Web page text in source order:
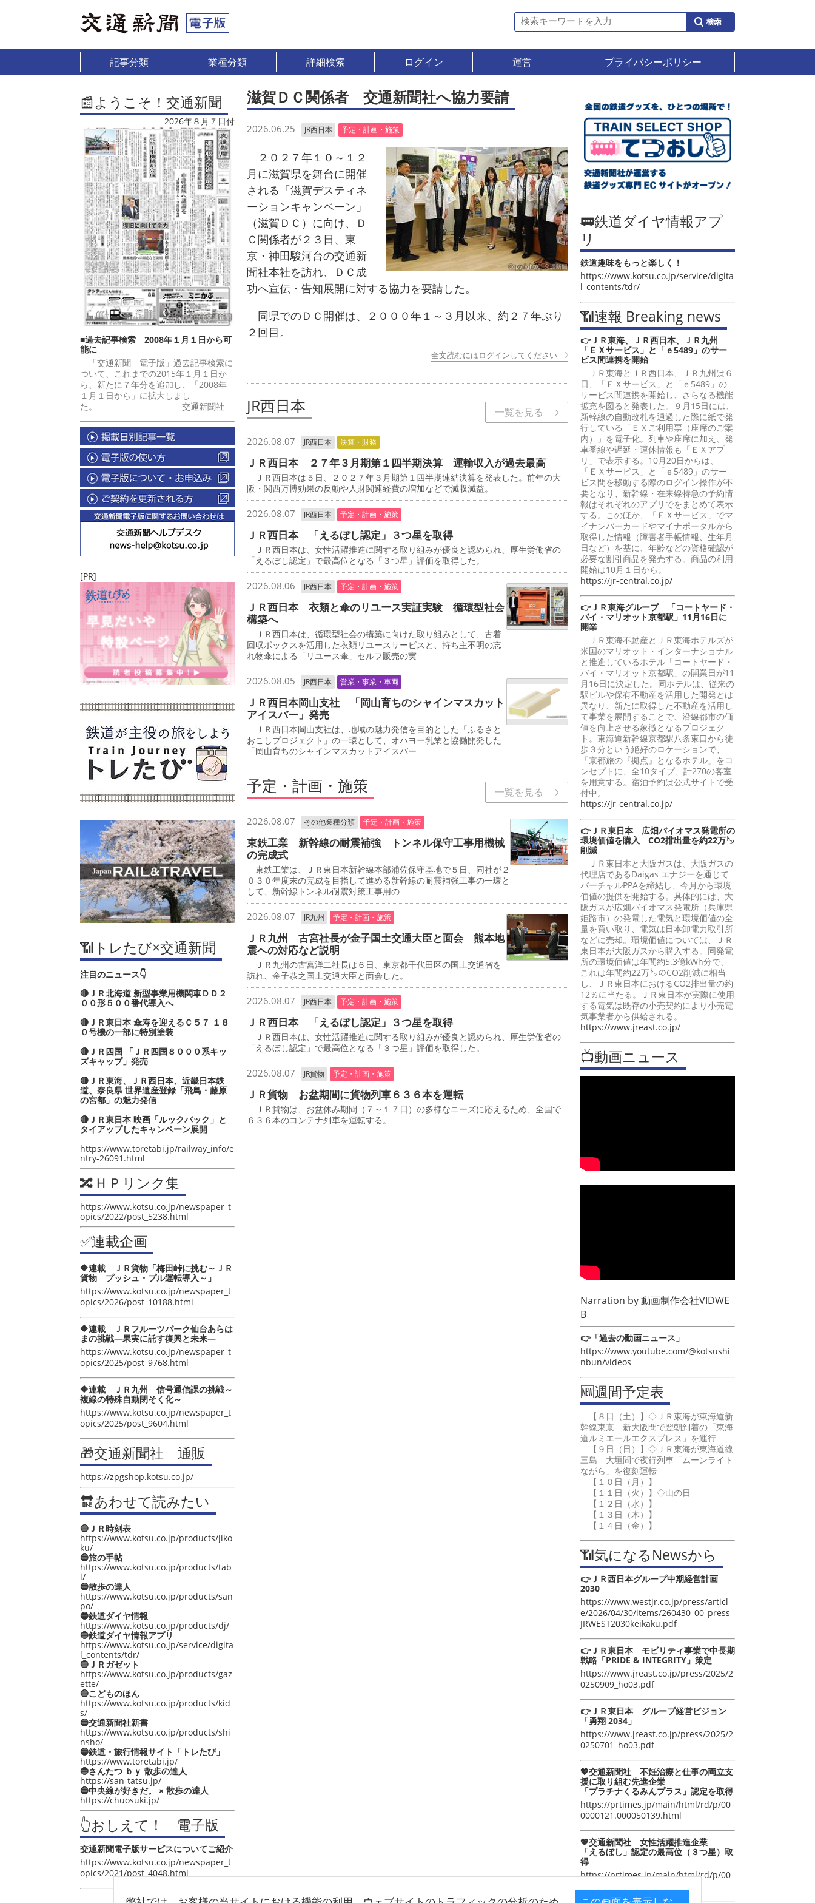
記事分類 業種分類 詳細検索 ログイン 運営 プライバシーポリシー
📰ようこそ！交通新聞
2026年８月７日付
■過去記事検索 2008年１月１日から可
能に
「交通新聞 電子版」過去記事検索に
ついて、これまでの2015年１月１日か
ら、新たに７年分を追加し、「2008年
１月１日から」に拡大しまし
た。 交通新聞社
[PR]
📶トレたび×交通新聞
注目のニュース👇
🔴ＪＲ北海道 新型事業用機関車ＤＤ２
００形５００番代導入へ
🔴ＪＲ東日本 傘寿を迎えるＣ５７ １８
０号機の一部に特別塗装
🔴ＪＲ四国 「ＪＲ四国８０００系キッ
ズキャップ」発売
🔴ＪＲ東海、ＪＲ西日本、近畿日本鉄
道、奈良県 世界遺産登録「飛鳥・藤原
の宮都」の魅力発信
🔴ＪＲ東日本 映画「ルックバック」と
タイアップしたキャンペーン展開
https://www.toretabi.jp/railway_info/e
ntry-26091.html
🔀ＨＰリンク集
https://www.kotsu.co.jp/newspaper_t
opics/2022/post_5238.html
✅連載企画
🔶連載 ＪＲ貨物「梅田峠に挑む～ＪＲ
貨物 プッシュ・プル運転導入～」
https://www.kotsu.co.jp/newspaper_t
opics/2026/post_10188.html
🔶連載 ＪＲフルーツパーク仙台あらは
まの挑戦―果実に託す復興と未来―
https://www.kotsu.co.jp/newspaper_t
opics/2025/post_9768.html
🔶連載 ＪＲ九州 信号通信課の挑戦～
複線の特殊自動閉そく化～
https://www.kotsu.co.jp/newspaper_t
opics/2025/post_9604.html
🎁交通新聞社 通販
https://zpgshop.kotsu.co.jp/
🔛あわせて読みたい
🔵ＪＲ時刻表
https://www.kotsu.co.jp/products/jiko
ku/
🔵旅の手帖
https://www.kotsu.co.jp/products/tab
i/
🔵散歩の達人
https://www.kotsu.co.jp/products/san
po/
🔵鉄道ダイヤ情報
https://www.kotsu.co.jp/products/dj/
🔵鉄道ダイヤ情報アプリ
https://www.kotsu.co.jp/service/digita
l_contents/tdr/
🔵ＪＲガゼット
https://www.kotsu.co.jp/products/gaz
ette/
🔵こどものほん
https://www.kotsu.co.jp/products/kid
s/
🔵交通新聞社新書
https://www.kotsu.co.jp/products/shi
nsho/
🔵鉄道・旅行情報サイト「トレたび」
https://www.toretabi.jp/
🔵さんたつ ｂｙ 散歩の達人
https://san-tatsu.jp/
🔵中央線が好きだ。 × 散歩の達人
https://chuosuki.jp/
👆おしえて！ 電子版
交通新聞電子版サービスについてご紹介
https://www.kotsu.co.jp/newspaper_t
opics/2021/post_4048.html
滋賀ＤＣ関係者 交通新聞社へ協力要請
2026.06.25 JR西日本 予定・計画・施策
２０２７年１０～１２
月に滋賀県を舞台に開催
される「滋賀デスティネ
ーションキャンペーン」
（滋賀ＤＣ）に向け、Ｄ
Ｃ関係者が２３日、東
京・神田駿河台の交通新
聞社本社を訪れ、ＤＣ成
功へ宣伝・告知展開に対する協力を要請した。
同県でのＤＣ開催は、２０００年１～３月以来、約２７年ぶり
２回目。
全文読むにはログインしてください
JR西日本 一覧を見る
2026.08.07 JR西日本 決算・財務
ＪＲ西日本 ２７年３月期第１四半期決算 運輸収入が過去最高
ＪＲ西日本は５日、２０２７年３月期第１四半期連結決算を発表した。前年の大
阪・関西万博効果の反動や人財関連経費の増加などで減収減益。
2026.08.07 JR西日本 予定・計画・施策
ＪＲ西日本 「えるぼし認定」３つ星を取得
ＪＲ西日本は、女性活躍推進に関する取り組みが優良と認められ、厚生労働省の
「えるぼし認定」で最高位となる「３つ星」評価を取得した。
2026.08.06 JR西日本 予定・計画・施策
ＪＲ西日本 衣類と傘のリユース実証実験 循環型社会
構築へ
ＪＲ西日本は、循環型社会の構築に向けた取り組みとして、古着
回収ボックスを活用した衣類リユースサービスと、持ち主不明の忘
れ物傘による「リユース傘」セルフ販売の実
2026.08.05 JR西日本 営業・事業・車両
ＪＲ西日本岡山支社 「岡山育ちのシャインマスカット
アイスバー」発売
ＪＲ西日本岡山支社は、地域の魅力発信を目的とした「ふるさと
おこしプロジェクト」の一環として、オハヨー乳業と協働開発した
「岡山育ちのシャインマスカットアイスバー
予定・計画・施策 一覧を見る
2026.08.07 その他業種分類 予定・計画・施策
東鉄工業 新幹線の耐震補強 トンネル保守工事用機械
の完成式
東鉄工業は、ＪＲ東日本新幹線本部浦佐保守基地で５日、同社が２
０３０年度末の完成を目指して進める新幹線の耐震補強工事の一環と
して、新幹線トンネル耐震対策工事用の
2026.08.07 JR九州 予定・計画・施策
ＪＲ九州 古宮社長が金子国土交通大臣と面会 熊本地
震への対応など説明
ＪＲ九州の古宮洋二社長は６日、東京都千代田区の国土交通省を
訪れ、金子恭之国土交通大臣と面会した。
2026.08.07 JR西日本 予定・計画・施策
ＪＲ西日本 「えるぼし認定」３つ星を取得
ＪＲ西日本は、女性活躍推進に関する取り組みが優良と認められ、厚生労働省の
「えるぼし認定」で最高位となる「３つ星」評価を取得した。
2026.08.07 JR貨物 予定・計画・施策
ＪＲ貨物 お盆期間に貨物列車６３６本を運転
ＪＲ貨物は、お盆休み期間（７～１７日）の多様なニーズに応えるため、全国で
６３６本のコンテナ列車を運転する。
🚃鉄道ダイヤ情報アプ
リ
鉄道趣味をもっと楽しく！
https://www.kotsu.co.jp/service/digita
l_contents/tdr/
📶速報 Breaking news
👉ＪＲ東海、ＪＲ西日本、ＪＲ九州
「ＥＸサービス」と「ｅ5489」のサー
ビス間連携を開始
ＪＲ東海とＪＲ西日本、ＪＲ九州は６
日、「ＥＸサービス」と「ｅ5489」の
サービス間連携を開始し、さらなる機能
拡充を図ると発表した。９月15日には、
新幹線の自動改札を通過した際に紙で発
行している「ＥＸご利用票（座席のご案
内）」を電子化。列車や座席に加え、発
車番線や遅延・運休情報も「ＥＸアプ
リ」で表示する。10月20日からは、
「ＥＸサービス」と「ｅ5489」のサー
ビス間を移動する際のログイン操作が不
要となり、新幹線・在来線特急の予約情
報はそれぞれのアプリでをまとめて表示
する。このほか、「ＥＸサービス」でマ
イナンバーカードやマイナポータルから
取得した情報（障害者手帳情報、生年月
日など）を基に、年齢などの資格確認が
必要な割引商品を発売する。商品の利用
開始は10月１日から。
https://jr-central.co.jp/
👉ＪＲ東海グループ 「コートヤード・
バイ・マリオット京都駅」11月16日に
開業
ＪＲ東海不動産とＪＲ東海ホテルズが
米国のマリオット・インターナショナル
と推進しているホテル「コートヤード・
バイ・マリオット京都駅」の開業日が11
月16日に決定した。同ホテルは、従来の
駅ビルや保有不動産を活用した開発とは
異なり、新たに取得した不動産を活用し
て事業を展開することで、沿線都市の価
値を向上させる象徴となるプロジェク
ト。東海道新幹線京都駅八条東口から徒
歩３分という絶好のロケーションで、
「京都旅の『拠点』となるホテル」をコ
ンセプトに、全10タイプ、計270の客室
を用意する。宿泊予約は公式サイトで受
付中。
https://jr-central.co.jp/
👉ＪＲ東日本 広畑バイオマス発電所の
環境価値を購入 CO2排出量を約22万㌧
削減
ＪＲ東日本と大阪ガスは、大阪ガスの
代理店であるDaigas エナジーを通じて
バーチャルPPAを締結し、今月から環境
価値の提供を開始する。具体的には、大
阪ガスが広畑バイオマス発電所（兵庫県
姫路市）の発電した電気と環境価値の全
量を買い取り、電気は日本卸電力取引所
などに売却。環境価値については、ＪＲ
東日本が大阪ガスから購入する。同発電
所の環境価値は年間約5.3億kWh分で、
これは年間約22万㌧のCO2削減に相当
し、ＪＲ東日本におけるCO2排出量の約
12％に当たる。ＪＲ東日本が実際に使用
する電気は既存の小売契約により小売電
気事業者から供給される。
https://www.jreast.co.jp/
📺動画ニュース
Narration by動画制作会社VIDWE
B
👉「過去の動画ニュース」
https://www.youtube.com/@kotsushi
nbun/videos
🆕週間予定表
【８日（土）】◇ＪＲ東海が東海道新
幹線東京―新大阪間で翌朝到着の「東海
道ルミエールエクスプレス」を運行
【９日（日）】◇ＪＲ東海が東海道線
三島―大垣間で夜行列車「ムーンライト
ながら」を復刻運転
【１０日（月）】
【１１日（火）】◇山の日
【１２日（水）】
【１３日（木）】
【１４日（金）】
📶気になるNewsから
👉ＪＲ西日本グループ中期経営計画
2030
https://www.westjr.co.jp/press/articl
e/2026/04/30/items/260430_00_press_
JRWEST2030keikaku.pdf
👉ＪＲ東日本 モビリティ事業で中長期
戦略「PRIDE & INTEGRITY」策定
https://www.jreast.co.jp/press/2025/2
0250909_ho03.pdf
👉ＪＲ東日本 グループ経営ビジョン
「勇翔 2034」
https://www.jreast.co.jp/press/2025/2
0250701_ho03.pdf
💖交通新聞社 不妊治療と仕事の両立支
援に取り組む先進企業
「プラチナくるみんプラス」認定を取得
https://prtimes.jp/main/html/rd/p/00
0000121.000050139.html
💖交通新聞社 女性活躍推進企業
「えるぼし」認定の最高位（３つ星）取
得
https://prtimes.jp/main/html/rd/p/00